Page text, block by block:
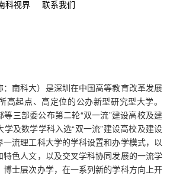
科视界 联系我们
南科大）是深圳在中国高等教育改革发展
高起点、高定位的公办新型研究型大学。
三部委公布第二轮“双一流”建设高校及建
及数学学科入选“双一流”建设高校及建设
流理工科大学的学科设置和办学模式，以
色人文，以及交叉学科协同发展的一流学
士层次办学，在一系列新的学科方向上开